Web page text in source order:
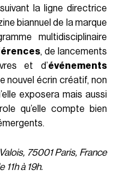
la ligne directrice
biannuel de la marque
multidisciplinaire
, de lancements
et d’événements
nouvel écrin créatif, non
exposera mais aussi
qu’elle compte bien
75001 Paris, France
à 19h.